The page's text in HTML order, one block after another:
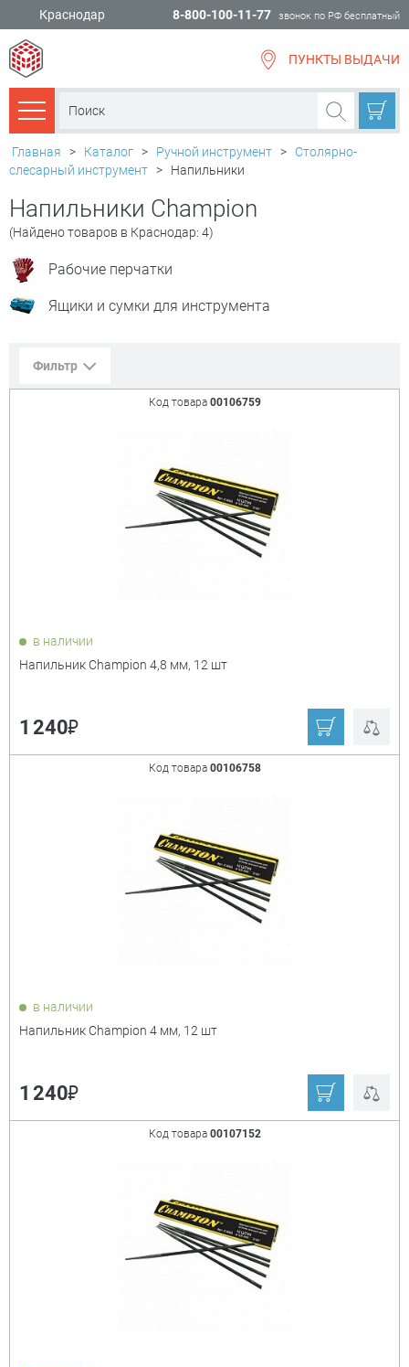
Краснодар 8-800-100-11-77 звонок по РФ бесплатный
ПУНКТЫ ВЫДАЧИ
Каталог товаров
Главная > Каталог > Ручной инструмент >
Столярно-
слесарный инструмент > Напильники
Напильники Champion
(Найдено товаров в Краснодар: 4)
Рабочие перчатки
Ящики и сумки для инструмента
Фильтр
Показать только
Ещё
трёхгранный
Код товара 00106759
в наличии
Напильник Champion 4,8 мм, 12 шт
1 240₽
Код товара 00106758
в наличии
Напильник Champion 4 мм, 12 шт
1 240₽
Код товара 00107152